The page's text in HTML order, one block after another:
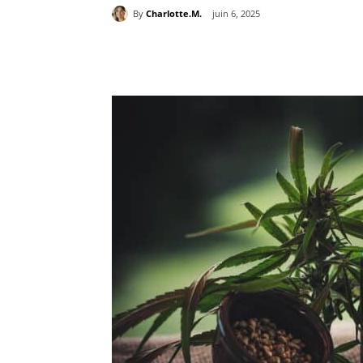
By Charlotte.M. juin 6, 2025